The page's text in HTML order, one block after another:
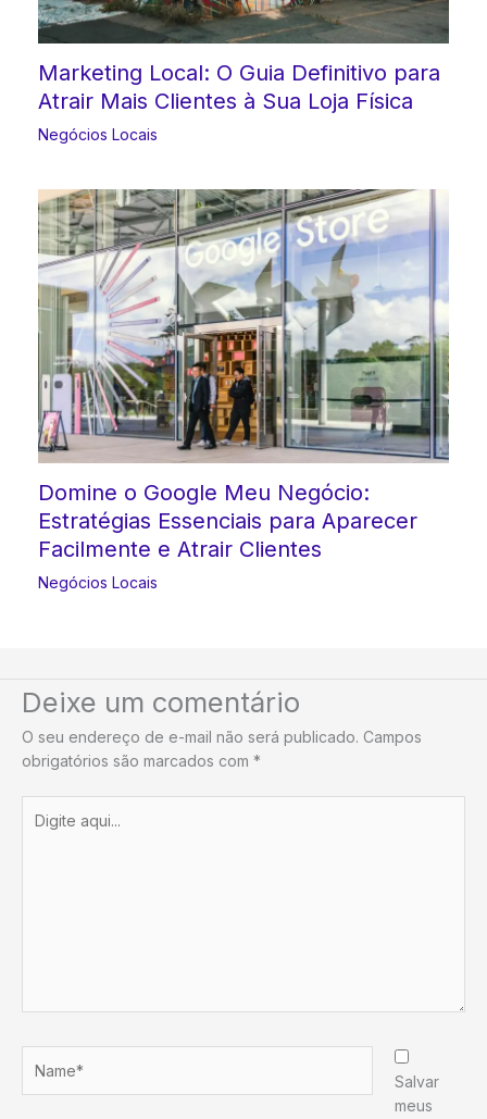
Marketing Local: O Guia Definitivo para
Atrair Mais Clientes à Sua Loja Física
Negócios Locais
Domine o Google Meu Negócio:
Estratégias Essenciais para Aparecer
Facilmente e Atrair Clientes
Negócios Locais
Deixe um comentário
O seu endereço de e-mail não será publicado. Campos
obrigatórios são marcados com *
aqui...
Salvar
meus